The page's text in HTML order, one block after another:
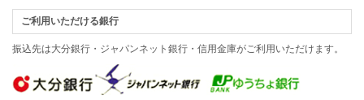
ご利用いただける銀行
振込先は大分銀行・ジャパンネット銀行・信用金庫がご利用いただけます。